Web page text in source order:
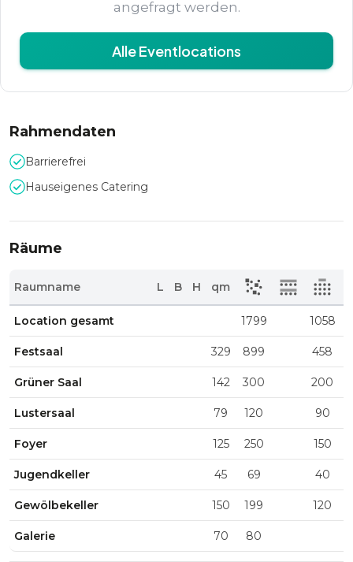
angefragt werden.
Alle Eventlocations
Rahmendaten
Barrierefrei
Hauseigenes Catering
Räume
Raumname L B H qm
Location gesamt 1799 1058
Festsaal 329 899 458
Grüner Saal 142 300 200
Lustersaal 79 120 90
Foyer 125 250 150
Jugendkeller 45 69 40
Gewölbekeller 150 199 120
Galerie 70 80